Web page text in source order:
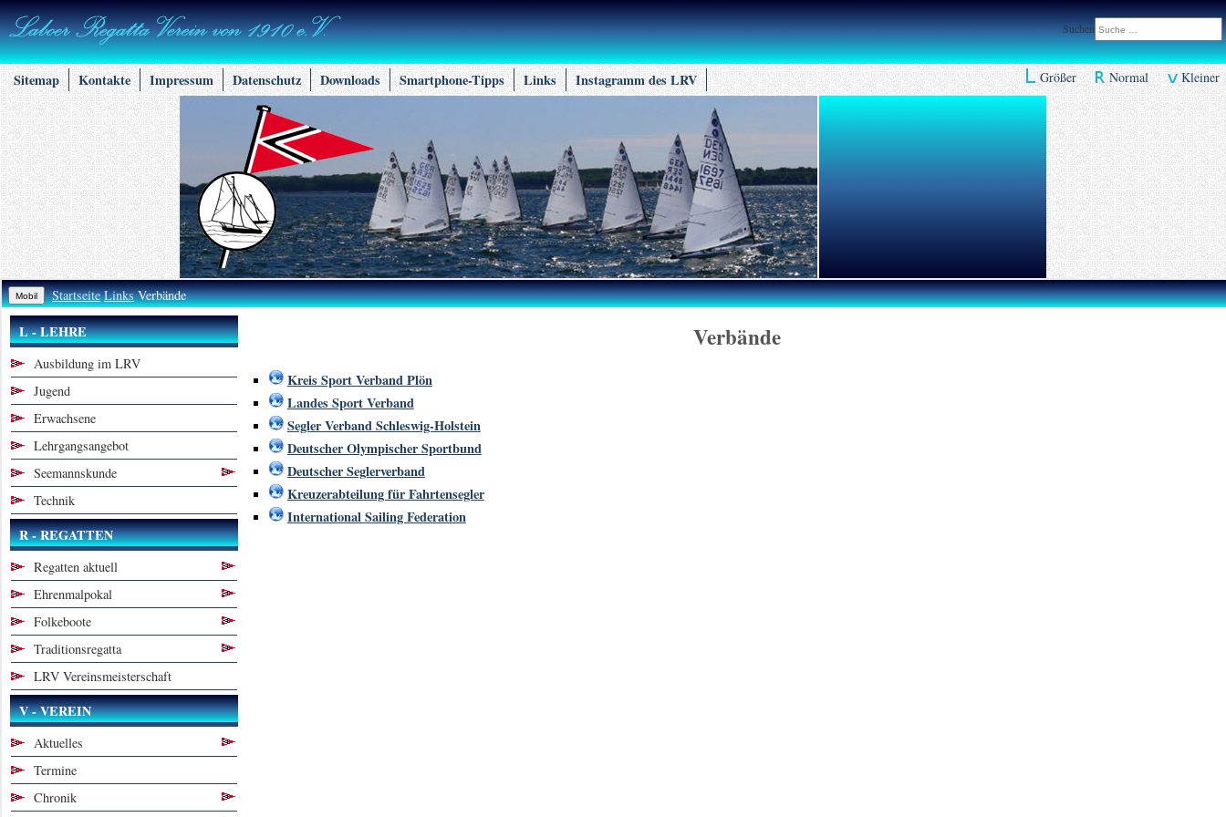
Suchen
Sitemap Kontakte Impressum Datenschutz Downloads Smartphone-Tipps Links Instagramm des LRV Größer Normal Kleiner
Startseite LinksVerbände
L - LEHRE
Ausbildung im LRV
Jugend
Erwachsene
Lehrgangsangebot
Seemannskunde
Technik
R - REGATTEN
Regatten aktuell
Ehrenmalpokal
Folkeboote
Traditionsregatta
LRV Vereinsmeisterschaft
V - VEREIN
Aktuelles
Termine
Chronik
Verbände
Kreis Sport Verband Plön
Landes Sport Verband
Segler Verband Schleswig-Holstein
Deutscher Olympischer Sportbund
Deutscher Seglerverband
Kreuzerabteilung für Fahrtensegler
International Sailing Federation